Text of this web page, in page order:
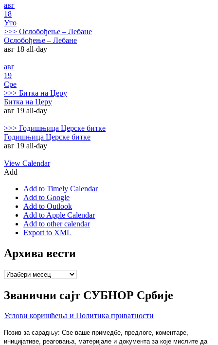
авг
18
Уто
>>> Ослобођење – Лебане
Ослобођење – Лебане
авг 18 all-day
авг
19
Сре
>>> Битка на Церу
Битка на Церу
авг 19 all-day
>>> Годишњица Церске битке
Годишњица Церске битке
авг 19 all-day
View Calendar
Add
Add to Timely Calendar
Add to Google
Add to Outlook
Add to Apple Calendar
Add to other calendar
Export to XML
Архива вести
Архива
Званични сајт СУБНОР Србије
Услови коришћења и Политика приватности
Позив за сарадњу: Све ваше примедбе, предлоге, коментаре,
иницијативе, реаговања, материјале и документа за које мислите да